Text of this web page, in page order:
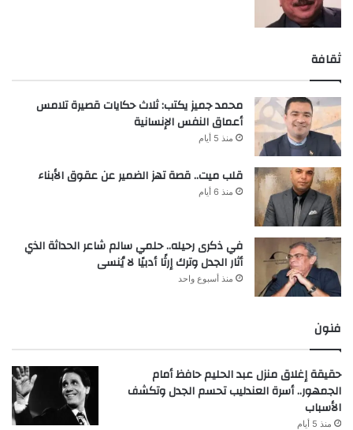
ثقافة
محمد جميز يكتب: ثلاث حكايات قصيرة تلامس
أعماق النفس الإنسانية
منذ 5 أيام
قلب ميت.. قصة تهز الضمير عن عقوق الأبناء
منذ 6 أيام
في ذكرى رحيله.. حلمي سالم شاعر الحداثة الذي
أثار الجدل وترك إرثًا أدبيًا لا يُنسى
منذ أسبوع واحد
فنون
حقيقة إغلاق منزل عبد الحليم حافظ أمام
الجمهور.. أسرة العندليب تحسم الجدل وتكشف
الأسباب
منذ 5 أيام